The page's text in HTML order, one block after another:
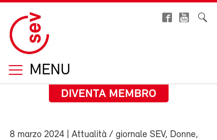
MENU
DIVENTA MEMBRO
8 marzo 2024 | Attualità / giornale SEV, Donne,